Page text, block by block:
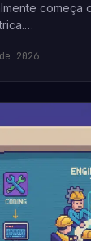
começa
2026